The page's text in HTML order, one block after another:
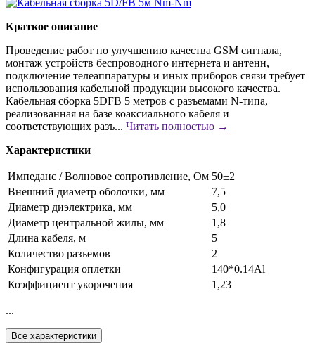
Краткое описание
Проведение работ по улучшению качества GSM сигнала,
монтаж устройств беспроводного интернета и антенн,
подключение телеаппаратуры и иных приборов связи требует
использования кабельной продукции высокого качества.
Кабельная сборка 5DFB 5 метров с разъемами N-типа,
реализованная на базе коаксиального кабеля и
соответствующих разъ... Читать полностью →
Характеристики
Импеданс / Волновое сопротивление, Ом 50±2
Внешний диаметр оболочки, мм
7,5
Диаметр диэлектрика, мм
5,0
Диаметр центральной жилы, мм
1,8
Длина кабеля, м
5
Количество разъемов
2
Конфигурация оплетки
140*0.14Al
Коэффициент укорочения
1,23
...
Все характеристики